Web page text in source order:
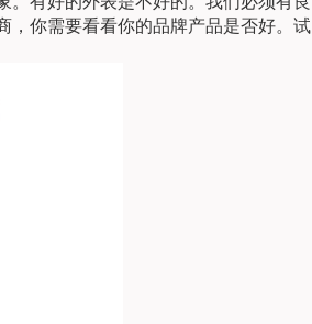
，你需要看看你的品牌产品是否好。试